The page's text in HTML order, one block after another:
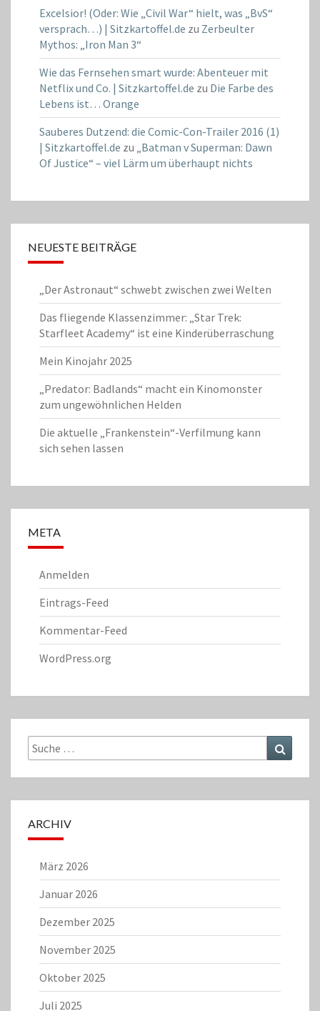
Excelsior! (Oder: Wie „Civil War“ hielt, was „BvS“
versprach…) | Sitzkartoffel.de zu Zerbeulter
Mythos: „Iron Man 3“
Wie das Fernsehen smart wurde: Abenteuer mit
Netflix und Co. | Sitzkartoffel.de zu Die Farbe des
Lebens ist… Orange
Sauberes Dutzend: die Comic-Con-Trailer 2016 (1)
| Sitzkartoffel.de zu „Batman v Superman: Dawn
Of Justice“ – viel Lärm um überhaupt nichts
NEUESTE BEITRÄGE
„Der Astronaut“ schwebt zwischen zwei Welten
Das fliegende Klassenzimmer: „Star Trek:
Starfleet Academy“ ist eine Kinderüberraschung
Mein Kinojahr 2025
„Predator: Badlands“ macht ein Kinomonster
zum ungewöhnlichen Helden
Die aktuelle „Frankenstein“-Verfilmung kann
sich sehen lassen
META
Anmelden
Eintrags-Feed
Kommentar-Feed
WordPress.org
Suche
nach:
ARCHIV
März 2026
Januar 2026
Dezember 2025
November 2025
Oktober 2025
Juli 2025